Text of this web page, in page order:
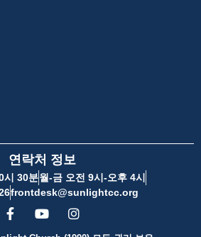
연락처 정보
시 30분월-금 오전 9시-오후 4시
frontdesk@sunlightcc.org